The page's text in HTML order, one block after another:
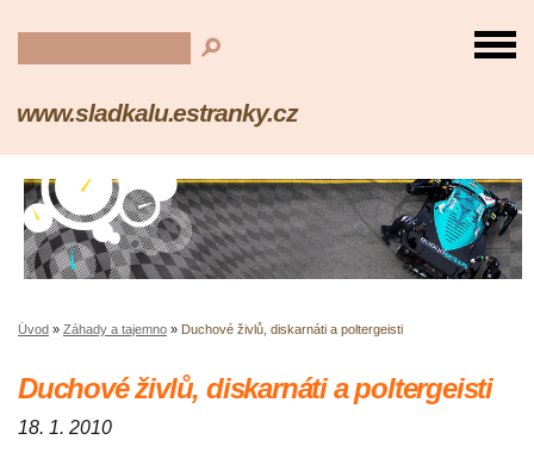
www.sladkalu.estranky.cz
Úvod » Záhady a tajemno » Duchové živlů, diskarnáti a poltergeisti
Duchové živlů, diskarnáti a poltergeisti
18. 1. 2010